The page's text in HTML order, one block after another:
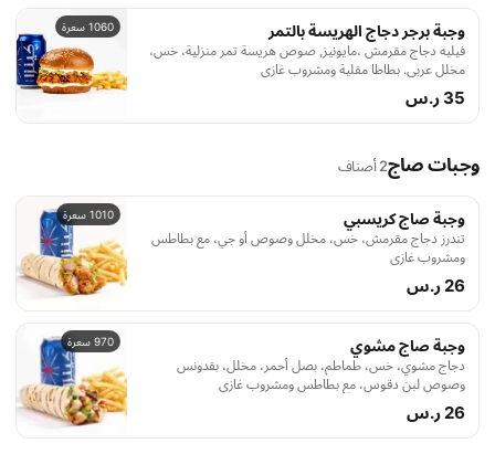
1060 سعرة وجبة برجر دجاج الهريسة بالتمر
فيليه دجاج مقرمش ،مايونيز, صوص هريسة تمر منزلية، خس،
مخلل عربي. بطاطا مقلية ومشروب غازي
35 ر.س
وجبات صاج2 أصناف
1010 سعرة وجبة صاج كريسبي
تندرز دجاج مقرمش، خس، مخلل وصوص أو جي، مع بطاطس
ومشروب غازي
26 ر.س
970 سعرة وجبة صاج مشوي
دجاج مشوي، خس، طماطم، بصل أحمر، مخلل، بقدونس
وصوص لبن دقوس، مع بطاطس ومشروب غازي
26 ر.س